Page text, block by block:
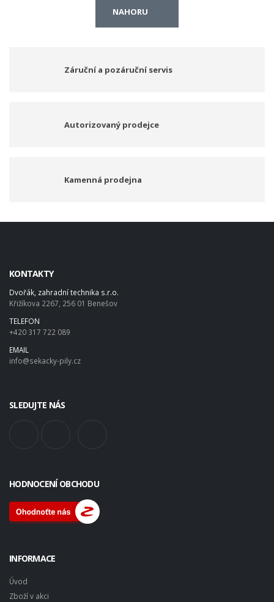
NAHORU
Záruční a pozáruční servis
Autorizovaný prodejce
Kamenná prodejna
KONTAKTY
Dvořák, zahradní technika s.r.o.
Křižíkova 2267, 256 01 Benešov
TELEFON
+420 317 722 089
EMAIL
info@sekacky-pily.cz
SLEDUJTE NÁS
HODNOCENÍ OBCHODU
INFORMACE
Úvod
Zboží v akci